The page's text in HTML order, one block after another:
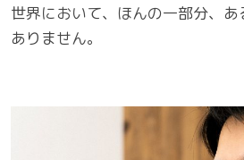
世界において、ほんの一部分、
ありません。